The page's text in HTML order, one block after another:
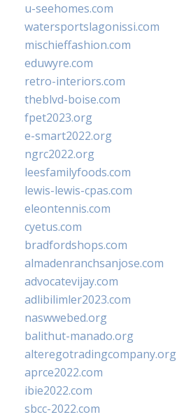
u-seehomes.com
watersportslagonissi.com
mischieffashion.com
eduwyre.com
retro-interiors.com
theblvd-boise.com
fpet2023.org
e-smart2022.org
ngrc2022.org
leesfamilyfoods.com
lewis-lewis-cpas.com
eleontennis.com
cyetus.com
bradfordshops.com
almadenranchsanjose.com
advocatevijay.com
adlibilimler2023.com
naswwebed.org
balithut-manado.org
alteregotradingcompany.org
aprce2022.com
ibie2022.com
sbcc-2022.com